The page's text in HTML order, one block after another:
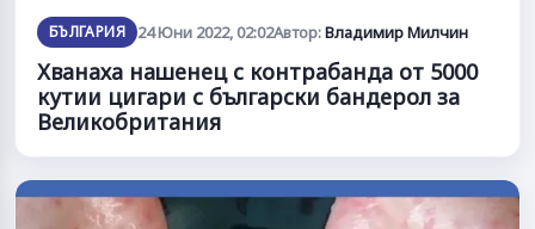
БЪЛГАРИЯ 24 Юни 2022, 02:02Автор:Владимир Милчин
Хванаха нашенец с контрабанда от 5000
кутии цигари с български бандерол за
Великобритания